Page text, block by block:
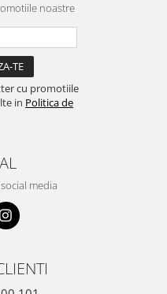
noastre
cu promotiile
in Politica de
media